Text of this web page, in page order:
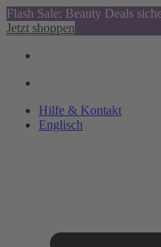
Flash Sale: Beauty Deals
Jetzt shoppen
Hilfe & Kontakt
Englisch